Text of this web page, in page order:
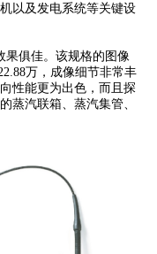
以及发电系统等关键设
果俱佳。该规格的图像
万，成像细节非常丰
性能更为出色，而且探
蒸汽联箱、蒸汽集管、